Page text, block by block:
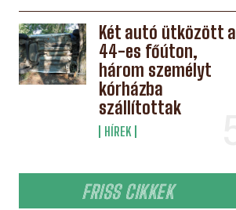
Két autó ütközött a
44-es főúton,
három személyt
kórházba
szállítottak
HÍREK
FRISS CIKKEK